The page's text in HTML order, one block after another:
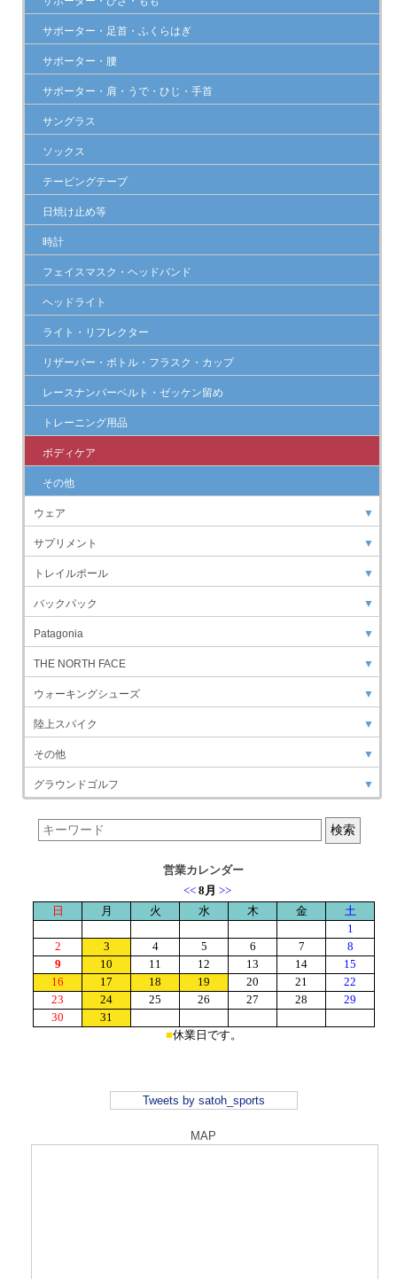
サポーター・足首・ふくらはぎ
サポーター・腰
サポーター・肩・うで・ひじ・手首
サングラス
ソックス
テーピングテープ
日焼け止め等
時計
フェイスマスク・ヘッドバンド
ヘッドライト
ライト・リフレクター
リザーバー・ボトル・フラスク・カップ
レースナンバーベルト・ゼッケン留め
トレーニング用品
ボディケア
その他
ウェア ▼
サプリメント ▼
トレイルポール ▼
バックパック ▼
Patagonia ▼
THE NORTH FACE ▼
ウォーキングシューズ ▼
陸上スパイク ▼
その他 ▼
グラウンドゴルフ ▼
営業カレンダー
Tweets by satoh_sports
MAP